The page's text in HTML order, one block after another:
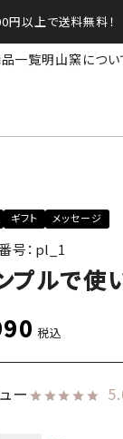
以上で送料無料！
一覧明山窯につい
ギフト メッセージ
号：pl_1
プルで使
税込
ー